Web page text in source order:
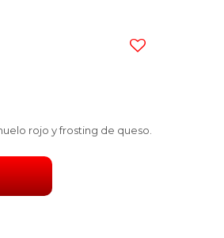
rojo y frosting de queso.